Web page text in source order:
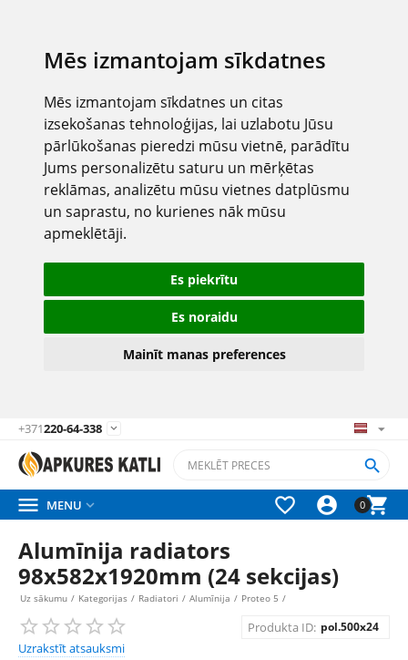
Mēs izmantojam sīkdatnes
Mēs izmantojam sīkdatnes un citas
izsekošanas tehnoloģijas, lai uzlabotu Jūsu
pārlūkošanas pieredzi mūsu vietnē, parādītu
Jums personalizētu saturu un mērķētas
reklāmas, analizētu mūsu vietnes datplūsmu
un saprastu, no kurienes nāk mūsu
apmeklētāji.
Es piekrītu
Es noraidu
Mainīt manas preferences
+371220-64-338 
0



 MENU 
Alumīnija radiators
98x582x1920mm (24 sekcijas)
Uz sākumu / Kategorijas / Radiatori / Alumīnija / Proteo 5 /
Uzrakstīt atsauksmi
Produkta ID: pol.500x24